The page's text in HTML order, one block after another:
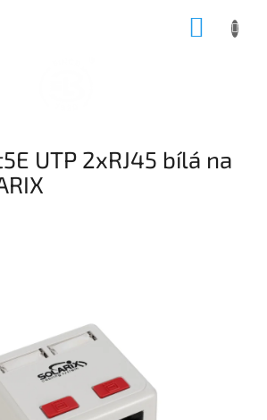
UTP 2xRJ45 bílá na